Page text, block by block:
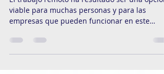
profesional
El trabajo remoto ha resultado ser una opción
viable para muchas personas y para las
esquema;...